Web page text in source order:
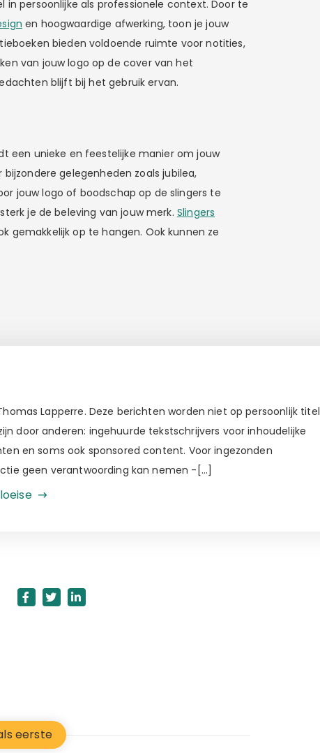
persoonlijke als professionele context. Door te
en hoogwaardige afwerking, toon je jouw
bieden voldoende ruimte voor notities,
van jouw logo op de cover van het
blijft bij het gebruik ervan.
een unieke en feestelijke manier om jouw
gelegenheden zoals jubilea,
jouw logo of boodschap op de slingers te
je de beleving van jouw merk. Slingers
gemakkelijk op te hangen. Ook kunnen ze
Lapperre. Deze berichten worden niet op persoonlijk titel
door anderen: ingehuurde tekstschrijvers voor inhoudelijke
en soms ook sponsored content. Voor ingezonden
geen verantwoording kan nemen -[…]
eerste